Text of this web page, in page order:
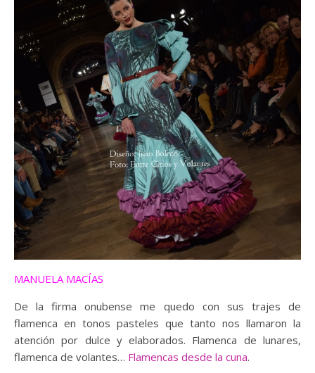
MANUELA MACÍAS
De la firma onubense me quedo con sus trajes de
flamenca en tonos pasteles que tanto nos llamaron la
atención por dulce y elaborados. Flamenca de lunares,
flamenca de volantes… Flamencas desde la cuna.